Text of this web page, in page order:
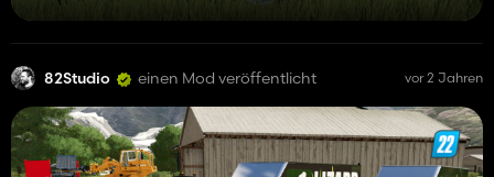
82Studio einen Mod veröffentlicht vor 2 Jahren